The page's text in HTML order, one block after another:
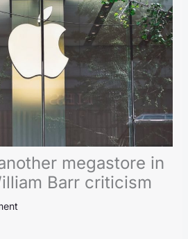
megastore in
Barr criticism